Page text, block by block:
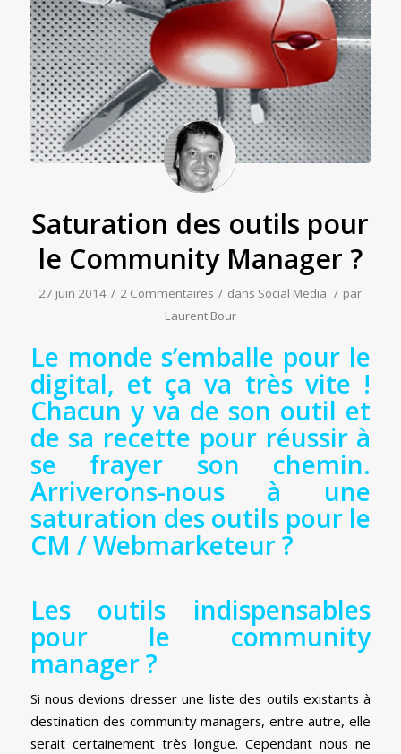
Saturation des outils pour
le Community Manager ?
27 juin 2014 / 2 Commentaires / dans Social Media / par
Laurent Bour
Le monde s’emballe pour le
digital, et ça va très vite !
Chacun y va de son outil et
de sa recette pour réussir à
se frayer son chemin.
Arriverons-nous à une
saturation des outils pour le
CM / Webmarketeur ?
Les outils indispensables
pour le community
manager ?
Si nous devions dresser une liste des outils existants à
destination des community managers, entre autre, elle
serait certainement très longue. Cependant nous ne